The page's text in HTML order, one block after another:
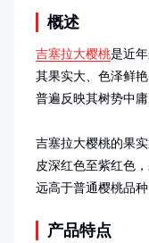
概述
吉塞拉大樱桃是近
其果实大、色泽鲜
普遍反映其树势中
吉塞拉大樱桃的果
皮深红色至紫红色
远高于普通樱桃品
产品特点